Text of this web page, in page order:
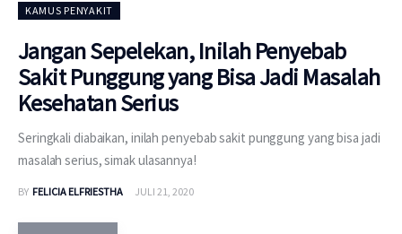
Untuk Bisnis
Untuk Anda
Mengapa Good Doctor
Berita
KAMUS PENYAKIT
Jangan Sepelekan, Inilah Penyebab
Sakit Punggung yang Bisa Jadi Masalah
Kesehatan Serius
Seringkali diabaikan, inilah penyebab sakit punggung yang bisa jadi
masalah serius, simak ulasannya!
BY FELICIA ELFRIESTHA JULI 21, 2020